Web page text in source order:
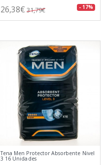
26,38€ 31,79€ - 17%
Tena Men Protector Absorbente Nivel
3 16 Unidades